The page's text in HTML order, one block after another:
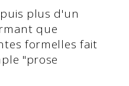
plus d'un
que
formelles fait
"prose